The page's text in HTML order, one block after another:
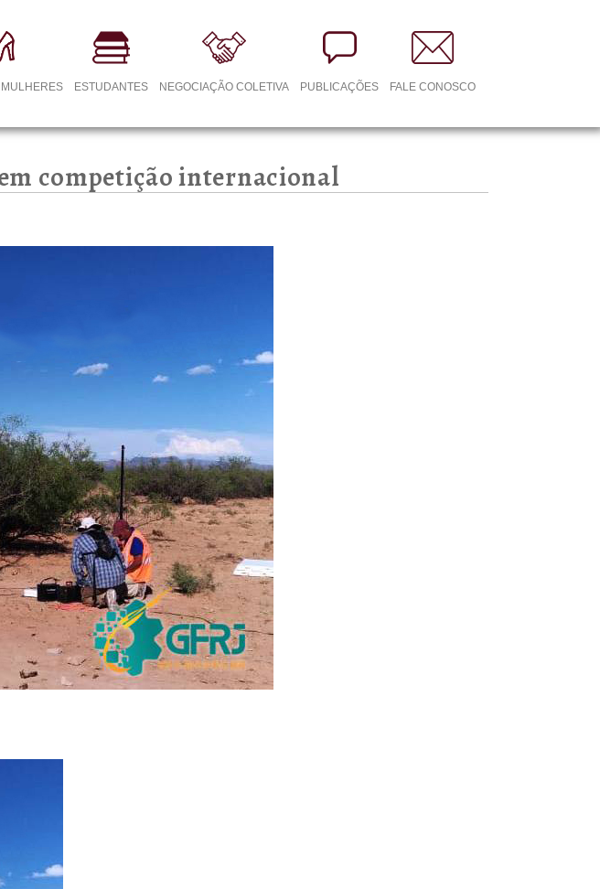
ESTUDANTES NEGOCIAÇÃO COLETIVA PUBLICAÇÕES FALE CONOSCO
competição internacional